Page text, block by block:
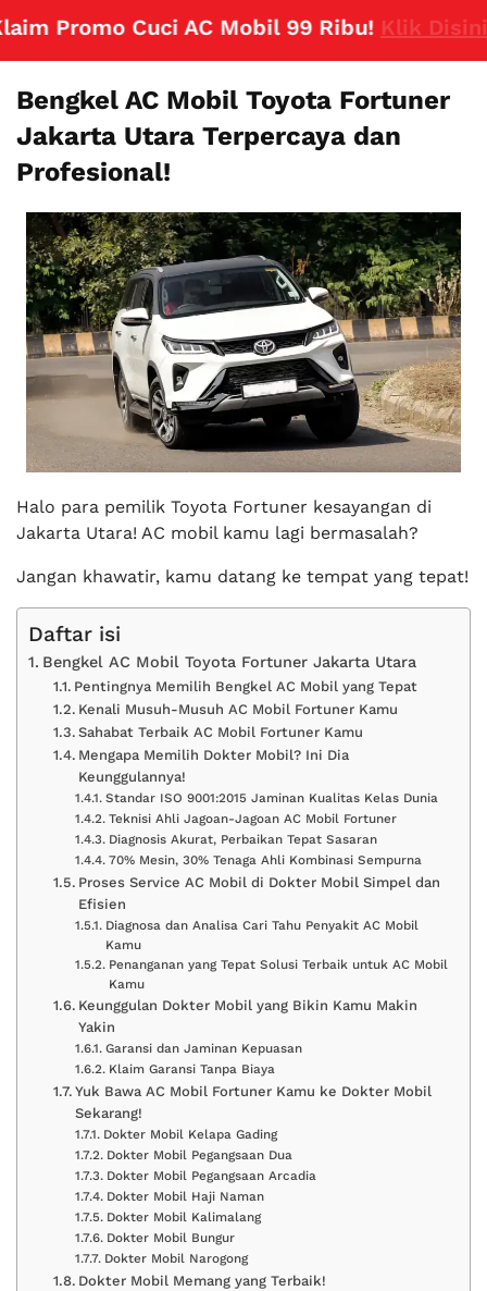
Cuci AC Mobil 99 Ribu!Klik Disini
Bengkel AC Mobil Toyota Fortuner
Jakarta Utara Terpercaya dan
Profesional!
Halo para pemilik Toyota Fortuner kesayangan di
Jakarta Utara! AC mobil kamu lagi bermasalah?
Jangan khawatir, kamu datang ke tempat yang tepat!
Daftar isi
Bengkel AC Mobil Toyota Fortuner Jakarta Utara
Pentingnya Memilih Bengkel AC Mobil yang Tepat
Kenali Musuh-Musuh AC Mobil Fortuner Kamu
Sahabat Terbaik AC Mobil Fortuner Kamu
Mengapa Memilih Dokter Mobil? Ini Dia
Keunggulannya!
Standar ISO 9001:2015 Jaminan Kualitas Kelas Dunia
Teknisi Ahli Jagoan-Jagoan AC Mobil Fortuner
Diagnosis Akurat, Perbaikan Tepat Sasaran
70% Mesin, 30% Tenaga Ahli Kombinasi Sempurna
Proses Service AC Mobil di Dokter Mobil Simpel dan
Efisien
Diagnosa dan Analisa Cari Tahu Penyakit AC Mobil
Kamu
Penanganan yang Tepat Solusi Terbaik untuk AC Mobil
Kamu
Keunggulan Dokter Mobil yang Bikin Kamu Makin
Yakin
Garansi dan Jaminan Kepuasan
Klaim Garansi Tanpa Biaya
Yuk Bawa AC Mobil Fortuner Kamu ke Dokter Mobil
Sekarang!
Dokter Mobil Kelapa Gading
Dokter Mobil Pegangsaan Dua
Dokter Mobil Pegangsaan Arcadia
Dokter Mobil Haji Naman
Dokter Mobil Kalimalang
Dokter Mobil Bungur
Dokter Mobil Narogong
Dokter Mobil Memang yang Terbaik!